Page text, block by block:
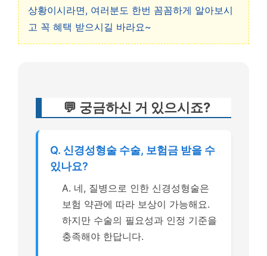
상황이시라면, 여러분도 한번 꼼꼼하게 알아보시
고 꼭 혜택 받으시길 바라요~
💬 궁금하신 거 있으시죠?
Q. 신경성형술 수술, 보험금 받을 수
있나요?
A. 네, 질병으로 인한 신경성형술은
보험 약관에 따라 보상이 가능해요.
하지만 수술의 필요성과 인정 기준을
충족해야 한답니다.